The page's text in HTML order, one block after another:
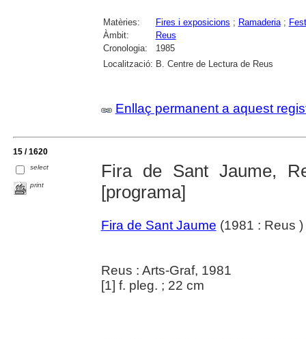
Matèries: Fires i exposicions ; Ramaderia;
Àmbit:
Reus
Cronologia:
1985
Localització: B. Centre de Lectura de Reus
Enllaç permanent a aquest
15 / 1620
select
print
Fira de Sant Jaume,
[programa]
Fira de Sant Jaume (1981 : Reus )
Reus : Arts-Graf, 1981
[1] f. pleg. ; 22 cm